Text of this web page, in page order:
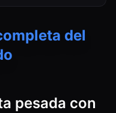
del
pesada con